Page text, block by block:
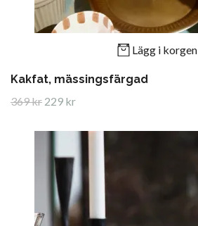
Lägg i korgen
Kakfat, mässingsfärgad
369 kr 229 kr